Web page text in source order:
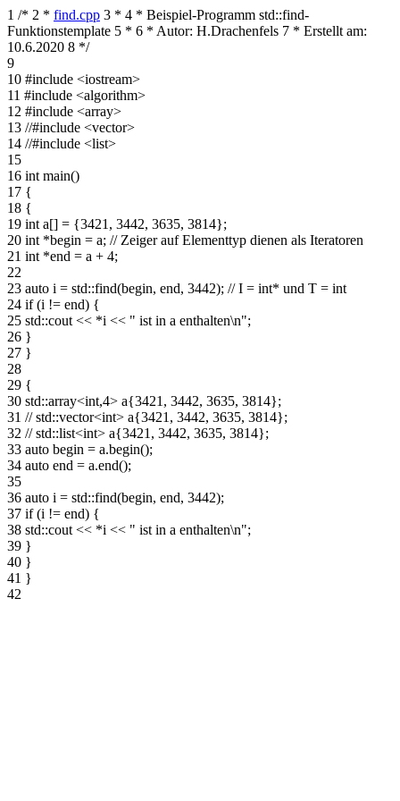
1 /* 2 * find.cpp 3 * 4 * Beispiel-Programm std::find-
Funktionstemplate 5 * 6 * Autor: H.Drachenfels 7 * Erstellt am:
10.6.2020 8 */
9
10 #include <iostream>
11 #include <algorithm>
12 #include <array>
13 //#include <vector>
14 //#include <list>
15
16 int main()
17 {
18 {
19 int a[] = {3421, 3442, 3635, 3814};
20 int *begin = a; // Zeiger auf Elementtyp dienen als Iteratoren
21 int *end = a + 4;
22
23 auto i = std::find(begin, end, 3442); // I = int* und T = int
24 if (i != end) {
25 std::cout << *i << " ist in a enthalten\n";
26 }
27 }
28
29 {
30 std::array<int,4> a{3421, 3442, 3635, 3814};
31 // std::vector<int> a{3421, 3442, 3635, 3814};
32 // std::list<int> a{3421, 3442, 3635, 3814};
33 auto begin = a.begin();
34 auto end = a.end();
35
36 auto i = std::find(begin, end, 3442);
37 if (i != end) {
38 std::cout << *i << " ist in a enthalten\n";
39 }
40 }
41 }
42